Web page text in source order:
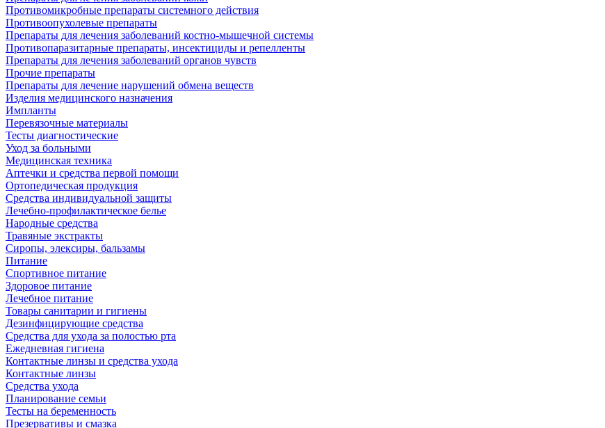
Противомикробные препараты системного действия
Противоопухолевые препараты
Препараты для лечения заболеваний костно-мышечной системы
Противопаразитарные препараты, инсектициды и репелленты
Препараты для лечения заболеваний органов чувств
Прочие препараты
Препараты для лечение нарушений обмена веществ
Изделия медицинского назначения
Импланты
Перевязочные материалы
Тесты диагностические
Уход за больными
Медицинская техника
Аптечки и средства первой помощи
Ортопедическая продукция
Средства индивидуальной защиты
Лечебно-профилактическое белье
Народные средства
Травяные экстракты
Сиропы, элексиры, бальзамы
Питание
Спортивное питание
Здоровое питание
Лечебное питание
Товары санитарии и гигиены
Дезинфицирующие средства
Средства для ухода за полостью рта
Ежедневная гигиена
Контактные линзы и средства ухода
Контактные линзы
Средства ухода
Планирование семьи
Тесты на беременность
Презервативы и смазка